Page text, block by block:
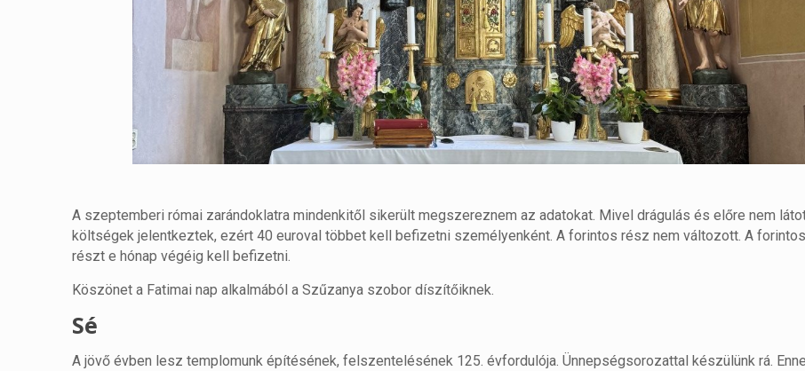
A szeptemberi római zarándoklatra mindenkitől sikerült megszereznem az adatokat. Mivel drágulás és előre nem
költségek jelentkeztek, ezért 40 euroval többet kell befizetni személyenként. A forintos rész nem változott. A
részt e hónap végéig kell befizetni.
Köszönet a Fatimai nap alkalmából a Szűzanya szobor díszítőiknek.
Sé
A jövő évben lesz templomunk építésének, felszentelésének 125. évfordulója. Ünnepségsorozattal készülünk rá.